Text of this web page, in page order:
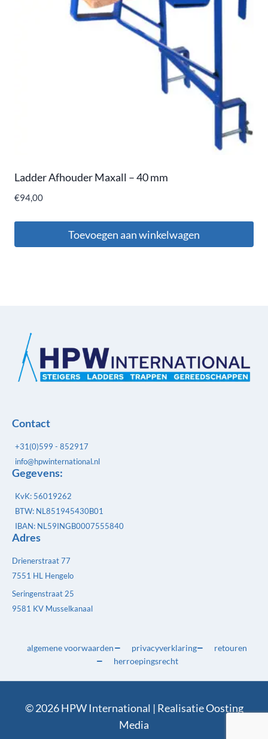
Ladder Afhouder Maxall – 40 mm
€94,00
Toevoegen aan winkelwagen
Contact
+31(0)599 - 852917
info@hpwinternational.nl
Gegevens:
KvK: 56019262
BTW: NL851945430B01
IBAN: NL59INGB0007555840
Adres
Drienerstraat 77
7551 HL Hengelo
Seringenstraat 25
9581 KV Musselkanaal
algemene voorwaarden privacyverklaring
retouren
herroepingsrecht
© 2026 HPW International | RealisatieOosting
Media